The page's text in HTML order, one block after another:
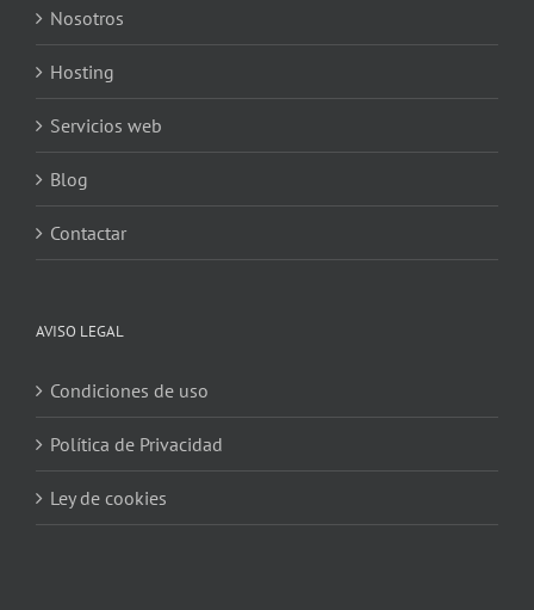
Nosotros
Hosting
Servicios web
Blog
Contactar
AVISO LEGAL
Condiciones de uso
Política de Privacidad
Ley de cookies